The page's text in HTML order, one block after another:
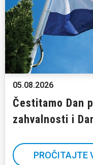
05.08.2026
Čestitamo Dan
zahvalnosti i
PROČITAJTE